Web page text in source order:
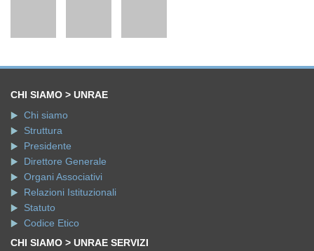
CHI SIAMO > UNRAE
Chi siamo
Struttura
Presidente
Direttore Generale
Organi Associativi
Relazioni Istituzionali
Statuto
Codice Etico
CHI SIAMO > UNRAE SERVIZI